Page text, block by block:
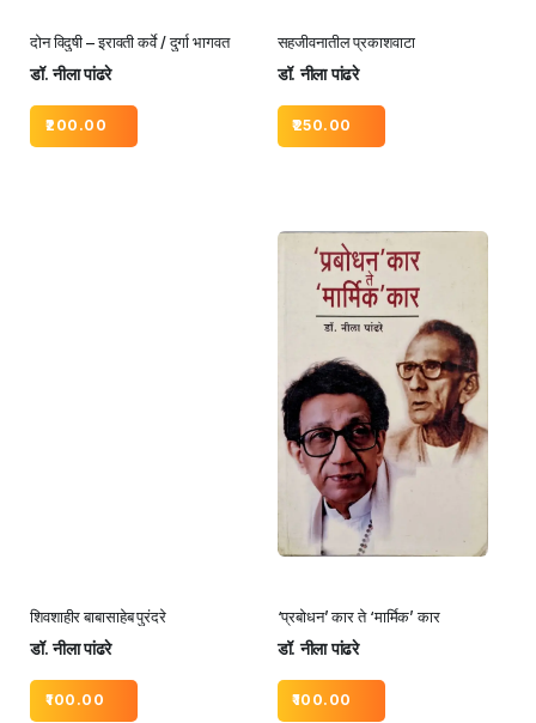
दोन विदुषी – इरावती कर्वे / दुर्गा भागवत
डॉ. नीला पांढरे
200.00
सहजीवनातील प्रकाशवाटा
डॉ. नीला पांढरे
250.00
शिवशाहीर बाबासाहेब पुरंदरे
डॉ. नीला पांढरे
100.00
‘प्रबोधन’ कार ते ‘मार्मिक’ कार
डॉ. नीला पांढरे
100.00